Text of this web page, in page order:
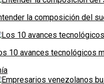
la composición del
10 avances tecnológicos